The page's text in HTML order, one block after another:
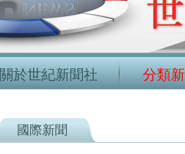
關於世紀新聞社 分類
國際新聞